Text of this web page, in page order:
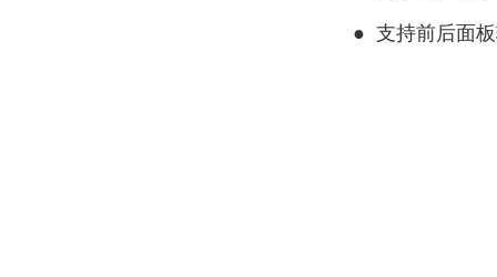
● 支持前后面